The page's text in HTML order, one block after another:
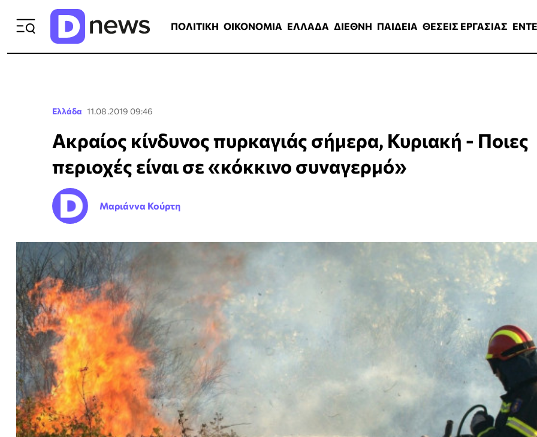
ΠΟΛΙΤΙΚΗ ΟΙΚΟΝΟΜΙΑ ΕΛΛΑΔΑ ΔΙΕΘΝΗ ΠΑΙΔΕΙΑ ΘΕΣΕΙΣ ΕΡΓΑΣΙΑΣ
Ελλάδα 11.08.2019 09:46
Ακραίος κίνδυνος πυρκαγιάς σήμερα, Κυριακή - Ποιες
περιοχές είναι σε «κόκκινο συναγερμό»
Μαριάννα Κούρτη